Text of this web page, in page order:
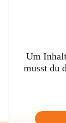
Um
musst du